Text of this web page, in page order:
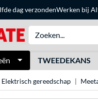
dag verzondenWerken bij
TWEEDEKANS
Elektrisch gereedschap